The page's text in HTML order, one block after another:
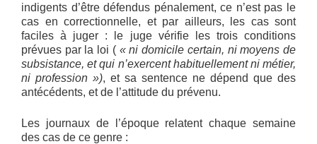
indigents d’être défendus pénalement, ce n’est pas le
cas en correctionnelle, et par ailleurs, les cas sont
faciles à juger : le juge vérifie les trois conditions
prévues par la loi (« ni domicile certain, ni moyens de
subsistance, et qui n’exercent habituellement ni métier,
ni profession »), et sa sentence ne dépend que des
antécédents, et de l’attitude du prévenu.
Les journaux de l’époque relatent chaque semaine
des cas de ce genre :